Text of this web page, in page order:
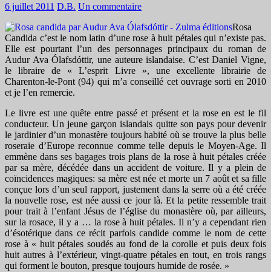
6 juillet 2011 D.B. Un commentaire
Rosa
Candida c’est le nom latin d’une rose à huit pétales qui n’existe pas.
Elle est pourtant l’un des personnages principaux du roman de
Audur Ava Ólafsdóttir, une auteure islandaise. C’est Daniel Vigne,
le libraire de « L’esprit Livre », une excellente librairie de
Charenton-le-Pont (94) qui m’a conseillé cet ouvrage sorti en 2010
et je l’en remercie.
Le livre est une quête entre passé et présent et la rose en est le fil
conducteur. Un jeune garçon islandais quitte son pays pour devenir
le jardinier d’un monastère toujours habité où se trouve la plus belle
roseraie d’Europe reconnue comme telle depuis le Moyen-Age. Il
emmène dans ses bagages trois plans de la rose à huit pétales créée
par sa mère, décédée dans un accident de voiture. Il y a plein de
coïncidences magiques: sa mère est née et morte un 7 août et sa fille
conçue lors d’un seul rapport, justement dans la serre où a été créée
la nouvelle rose, est née aussi ce jour là. Et la petite ressemble trait
pour trait à l’enfant Jésus de l’église du monastère où, par ailleurs,
sur la rosace, il y a … la rose à huit pétales. Il n’y a cependant rien
d’ésotérique dans ce récit parfois candide comme le nom de cette
rose à « huit pétales soudés au fond de la corolle et puis deux fois
huit autres à l’extérieur, vingt-quatre pétales en tout, en trois rangs
qui forment le bouton, presque toujours humide de rosée. »